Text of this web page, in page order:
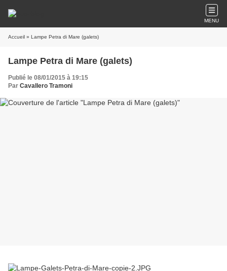
MENU
Accueil » Lampe Petra di Mare (galets)
Lampe Petra di Mare (galets)
Publié le 08/01/2015 à 19:15
Par Cavallero Tramoni